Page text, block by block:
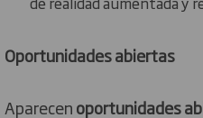
Oportunidades abiertas
Aparecenoportunidades